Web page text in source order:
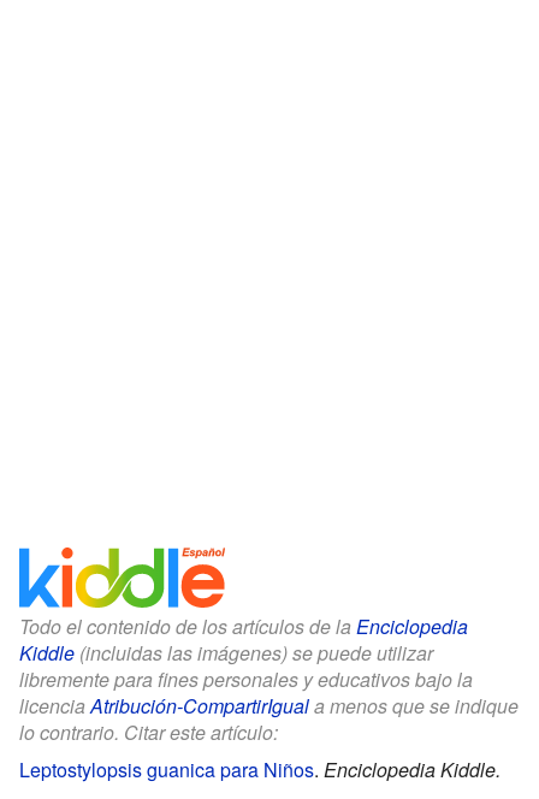
Todo el contenido de los artículos de la Enciclopedia
Kiddle (incluidas las imágenes) se puede utilizar
libremente para fines personales y educativos bajo la
licenciaAtribución-CompartirIguala menos que se indique
lo contrario. Citar este artículo:
Leptostylopsis guanica para Niños. Enciclopedia Kiddle.